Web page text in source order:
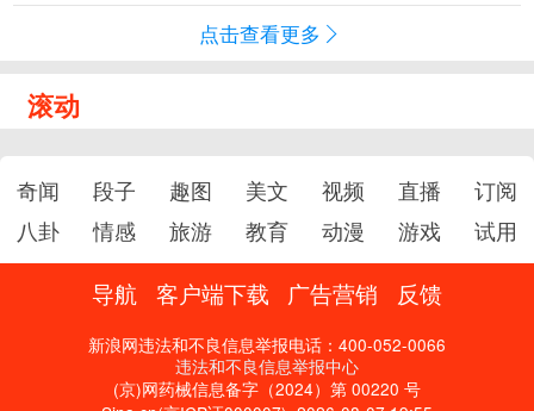
点击查看更多
滚动
奇闻 段子 趣图 美文 视频 直播
订阅
八卦
情感 旅游 教育 动漫 游戏 试用
导航 客户端下载 广告营销 反馈
新浪网违法和不良信息举报电话：400-052-0066
违法和不良信息举报中心
(京)网药械信息备字（2024）第 00220 号